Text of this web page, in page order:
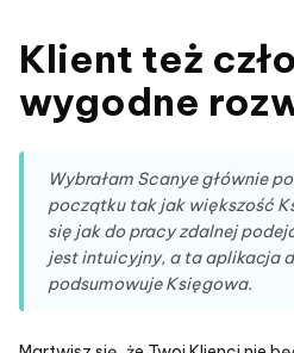
Klient też
wygodne
Wybrałam Scanye głównie
początku tak jak większość
się jak do pracy zdalnej
jest intuicyjny, a ta aplikacja
podsumowuje Księgowa.